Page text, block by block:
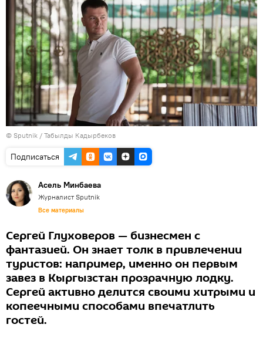
© Sputnik / Табылды Кадырбеков
Подписаться
Асель Минбаева
Журналист Sputnik
Все материалы
Сергей Глуховеров — бизнесмен с
фантазией. Он знает толк в привлечении
туристов: например, именно он первым
завез в Кыргызстан прозрачную лодку.
Сергей активно делится своими хитрыми и
копеечными способами впечатлить
гостей.